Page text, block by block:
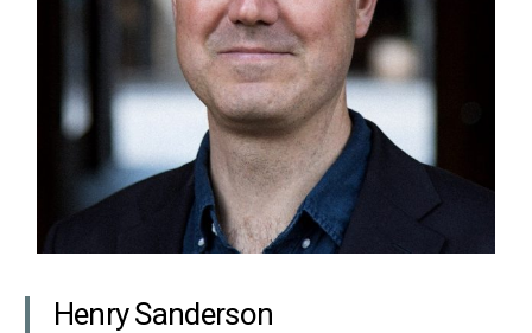
Henry Sanderson